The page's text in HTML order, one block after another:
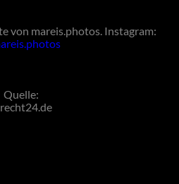
von mareis.photos. Instagram:
Quelle: